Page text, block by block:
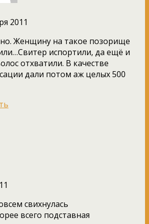
2011
Женщину на такое позорище
испортили, да ещё и
отхватили. В качестве
дали потом аж целых 500
свихнулась
всего подставная